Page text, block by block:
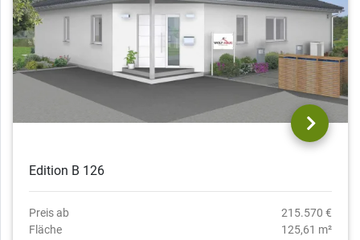
Edition B 126
Preis ab
215.570 €
Fläche
125,61 m²